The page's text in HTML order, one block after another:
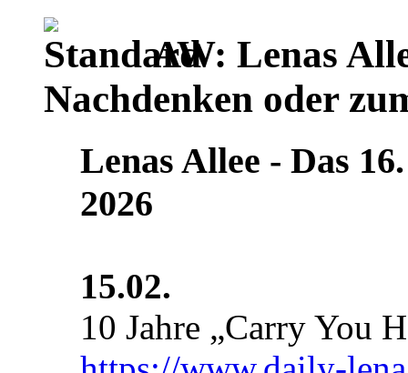
AW: Lenas
Nachdenken oder
Lenas Allee ‐ Das
2026
15.02.
10 Jahre „Carry You